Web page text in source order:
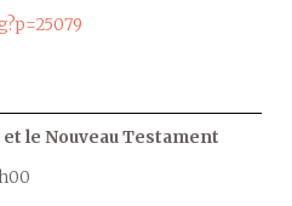
le Nouveau Testament